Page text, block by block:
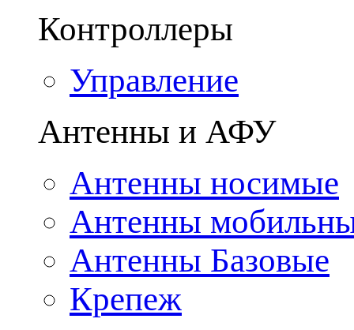
Контроллеры
Управление
Антенны и АФУ
Антенны носимые
Антенны
Антенны Базовые
Крепеж